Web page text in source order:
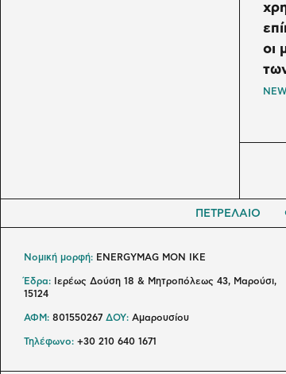
οι
ΠΕΤΡΕΛΑΙΟ
Νομική μορφή: ENERGYMAG MON IKE
Έδρα: Ιερέως Δούση 18 & Μητροπόλεως 43, Μαρούσι,
15124
ΑΦΜ: 801550267 ΔΟΥ: Αμαρουσίου
Τηλέφωνο: +30 210 640 1671